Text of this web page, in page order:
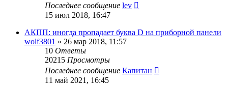
Последнее сообщение lev
15 июл 2018, 16:47
АКПП: иногда пропадает буква D на приборной панели
wolf3801 » 26 мар 2018, 11:57
10 Ответы
20215 Просмотры
Последнее сообщение Капитан
11 май 2021, 16:45